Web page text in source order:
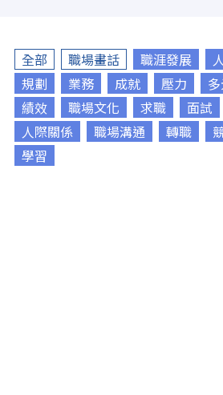
全部 職場畫話 職涯發展
規劃
業務 成就 壓力
績效
職場文化 求職 面試
人際關係
職場溝通 轉職
學習